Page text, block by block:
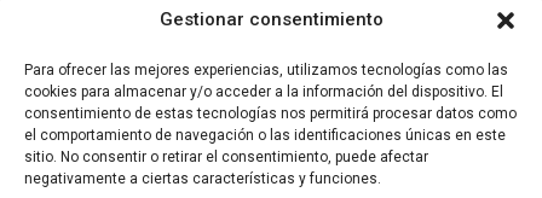
Gestionar consentimiento
Para ofrecer las mejores experiencias, utilizamos tecnologías como las
cookies para almacenar y/o acceder a la información del dispositivo. El
consentimiento de estas tecnologías nos permitirá procesar datos como
el comportamiento de navegación o las identificaciones únicas en este
sitio. No consentir o retirar el consentimiento, puede afectar
negativamente a ciertas características y funciones.